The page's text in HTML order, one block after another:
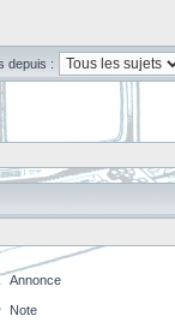
depuis :
Annonce
Note